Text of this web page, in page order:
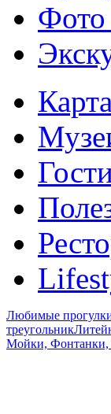
Фото
Любимые
треугольник
Мойки, Фонтанки,